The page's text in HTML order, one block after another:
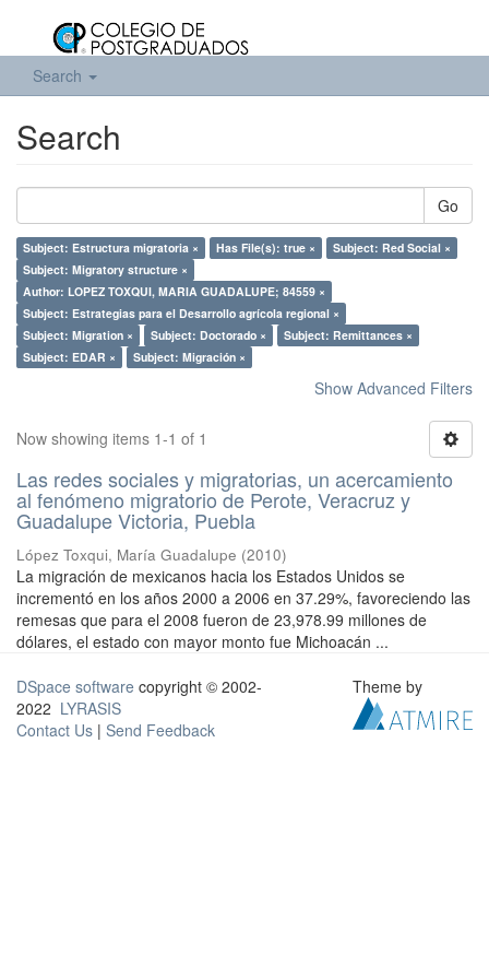
Search
Search
Go
Subject: Estructura migratoria × Has File(s): true ×
Subject: Red Social ×
Subject: Migratory structure ×
Author: LOPEZ TOXQUI, MARIA GUADALUPE; 84559 ×
Subject: Estrategias para el Desarrollo agrícola regional ×
Subject: Migration ×
Subject: Doctorado ×
Subject: Remittances ×
Subject: EDAR ×
Subject: Migración ×
Show Advanced Filters
Now showing items 1-1 of 1
Las redes sociales y migratorias, un acercamiento
al fenómeno migratorio de Perote, Veracruz y
Guadalupe Victoria, Puebla
López Toxqui, María Guadalupe (2010)
La migración de mexicanos hacia los Estados Unidos se
incrementó en los años 2000 a 2006 en 37.29%, favoreciendo las
remesas que para el 2008 fueron de 23,978.99 millones de
dólares, el estado con mayor monto fue Michoacán ...
DSpace software copyright © 2002-
2022 LYRASIS
Contact Us | Send Feedback
Theme by